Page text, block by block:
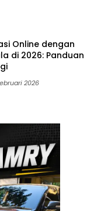
Online dengan
di 2026: Panduan
2026